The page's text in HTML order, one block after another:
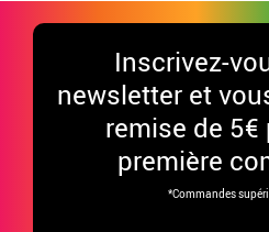
Inscrivez-
newsletter et
remise de 5€
première
*Commandes